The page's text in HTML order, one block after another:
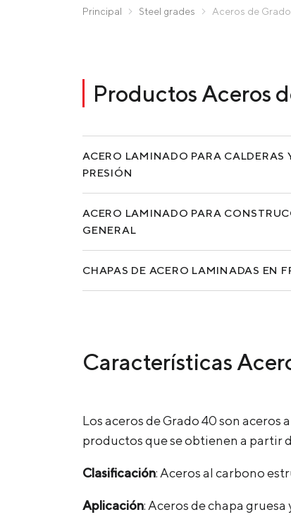
Kamet Steel
Principal Steel grades Aceros de
Productos Aceros
ACERO LAMINADO PARA CALDERAS
PRESIÓN
ACERO LAMINADO PARA
GENERAL
CHAPAS DE ACERO LAMINADAS EN
Características
Los aceros de Grado 40 son
productos que se obtienen a partir
Clasificación: Aceros al carbono
Aplicación: Aceros de chapa